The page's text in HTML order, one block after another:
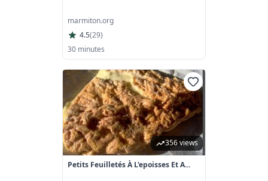
marmiton.org
4.5(29)
30 minutes
356 views
Petits Feuilletés À L'epoisses Et A...